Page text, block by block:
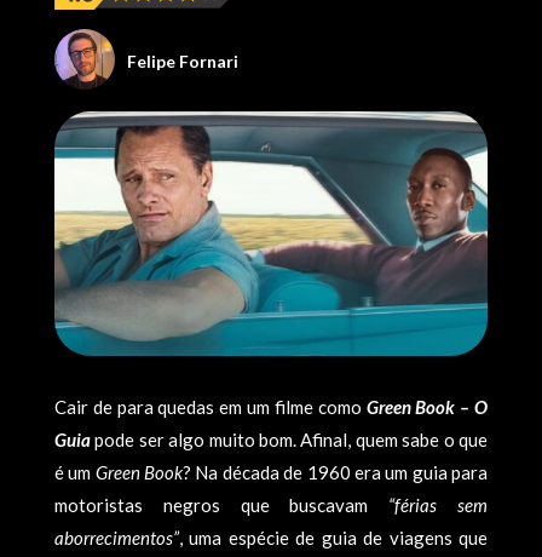
Felipe Fornari
Cair de para quedas em um filme como Green Book – O
Guiapode ser algo muito bom. Afinal, quem sabe o que
é um Green Book? Na década de 1960 era um guia para
motoristas negros que buscavam “férias sem
aborrecimentos”, uma espécie de guia de viagens que